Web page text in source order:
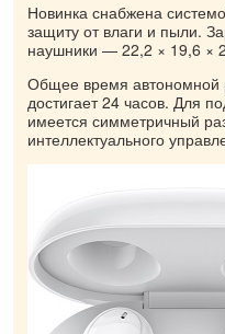
Новинка снабжена
защиту от влаги и пыли.
наушники — 22,2 × 19,6 ×
Общее время автономной
достигает 24 часов. Для
имеется симметричный
интеллектуального